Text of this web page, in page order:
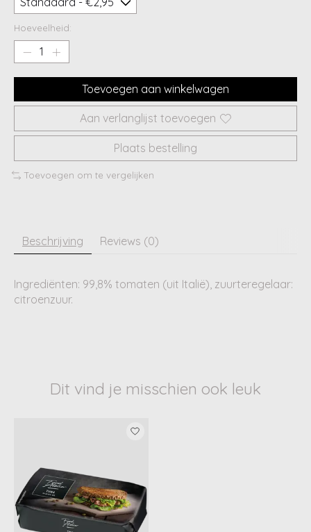
Hoeveelheid:
Toevoegen aan winkelwagen
Aan verlanglijst toevoegen
Plaats bestelling
Toevoegen om te vergelijken
Beschrijving Reviews (0)
Ingrediënten: 99,8% tomaten (uit Italië), zuurteregelaar:
citroenzuur.
Dit vind je misschien ook leuk
Items van productcarrousel